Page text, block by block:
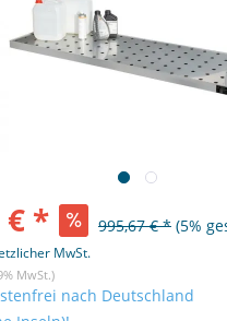
€ * 995,67 € * (5%
MwSt.
MwSt.)
nach Deutschland